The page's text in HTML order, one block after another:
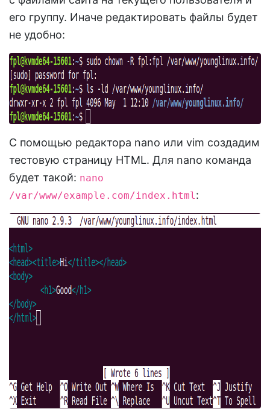
его группу. Иначе редактировать файлы будет
не удобно:
С помощью редактора nano или vim создадим
тестовую страницу HTML. Для nano команда
будет такой: nano
/var/www/example.com/index.html: